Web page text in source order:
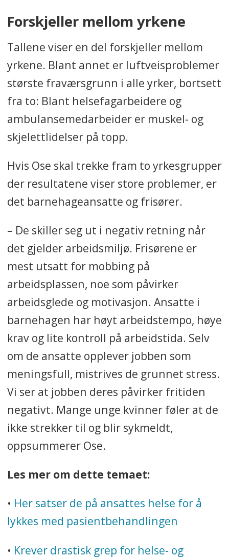
Forskjeller mellom yrkene
Tallene viser en del forskjeller mellom
yrkene. Blant annet er luftveisproblemer
største fraværsgrunn i alle yrker, bortsett
fra to: Blant helsefagarbeidere og
ambulansemedarbeider er muskel- og
skjelettlidelser på topp.
Hvis Ose skal trekke fram to yrkesgrupper
der resultatene viser store problemer, er
det barnehageansatte og frisører.
– De skiller seg ut i negativ retning når
det gjelder arbeidsmiljø. Frisørene er
mest utsatt for mobbing på
arbeidsplassen, noe som påvirker
arbeidsglede og motivasjon. Ansatte i
barnehagen har høyt arbeidstempo, høye
krav og lite kontroll på arbeidstida. Selv
om de ansatte opplever jobben som
meningsfull, mistrives de grunnet stress.
Vi ser at jobben deres påvirker fritiden
negativt. Mange unge kvinner føler at de
ikke strekker til og blir sykmeldt,
oppsummerer Ose.
Les mer om dette temaet:
• Her satser de på ansattes helse for å
lykkes med pasientbehandlingen
• Krever drastisk grep for helse- og